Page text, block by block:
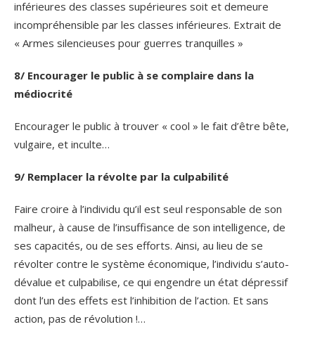
inférieures des classes supérieures soit et demeure
incompréhensible par les classes inférieures. Extrait de
« Armes silencieuses pour guerres tranquilles »
8/ Encourager le public à se complaire dans la
médiocrité
Encourager le public à trouver « cool » le fait d’être bête,
vulgaire, et inculte…
9/ Remplacer la révolte par la culpabilité
Faire croire à l’individu qu’il est seul responsable de son
malheur, à cause de l’insuffisance de son intelligence, de
ses capacités, ou de ses efforts. Ainsi, au lieu de se
révolter contre le système économique, l’individu s’auto-
dévalue et culpabilise, ce qui engendre un état dépressif
dont l’un des effets est l’inhibition de l’action. Et sans
action, pas de révolution !…